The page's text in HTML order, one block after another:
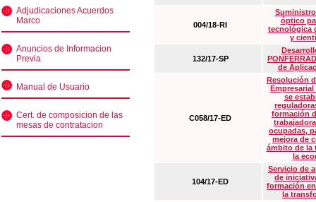
Adjudicaciones Acuerdos
Marco
Anuncios de Informacion
Previa
Manual de Usuario
Cert. de composicion de las
mesas de contratacion
004/18-RI
óptico
tecnológica
y
132/17-SP
de
C058/17-ED
Resolución
Empresarial
se
formación
ocupadas,
mejora de
ámbito de la
la
104/17-ED
Servicio de
de
formación
la